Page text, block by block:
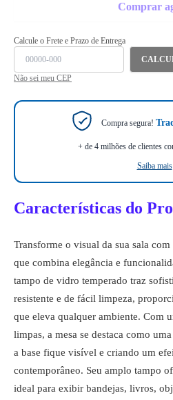
Comprar
Calcule o Frete e Prazo de Entrega
Não sei meu CEP
Compra segura!
+ de 4 milhões de clientes
Saiba mais
Características do
Transforme o visual da sua sala com
que combina elegância e
tampo de vidro temperado traz
resistente e de fácil limpeza,
que eleva qualquer ambiente. Com
limpas, a mesa se destaca como
a base fique visível e criando um
contemporâneo. Seu amplo tampo
ideal para exibir bandejas, livros,